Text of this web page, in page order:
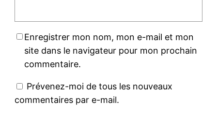
Enregistrer mon nom, mon e-mail et mon
site dans le navigateur pour mon prochain
commentaire.
Prévenez-moi de tous les nouveaux
commentaires par e-mail.